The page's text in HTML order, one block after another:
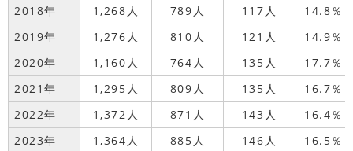
2018年 1,268人 789人 117人
14.8％
2019年
1,276人 810人 121人
14.9％
2020年
1,160人 764人 135人
17.7％
2021年
1,295人 809人 135人
16.7％
2022年
1,372人 871人 143人
16.4％
2023年
1,364人 885人 146人
16.5％